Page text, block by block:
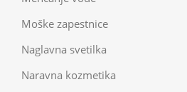
Moške zapestnice
Naglavna svetilka
Naravna kozmetika